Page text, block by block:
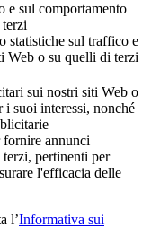
e sul comportamento
statistiche sul traffico e
Web o su quelli di terzi
sui nostri siti Web o
suoi interessi, nonché
annunci
pertinenti per
l'efficacia delle
l’Informativa sui